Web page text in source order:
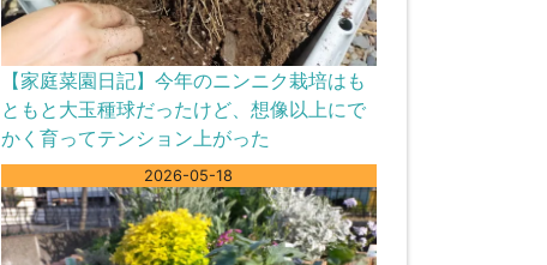
【家庭菜園日記】今年のニンニク栽培はも
ともと大玉種球だったけど、想像以上にで
かく育ってテンション上がった
2026-05-18